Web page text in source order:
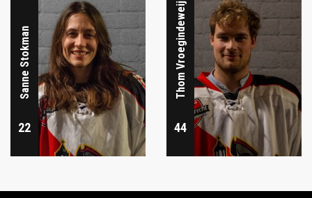
22
Sanne Stokman
44
Thom Vroegindeweij